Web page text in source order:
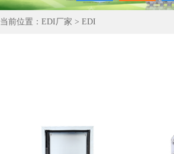
当前位置： EDI厂家 > EDI